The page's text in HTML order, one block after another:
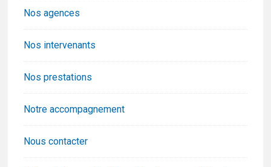
Nos agences
Nos intervenants
Nos prestations
Notre accompagnement
Nous contacter